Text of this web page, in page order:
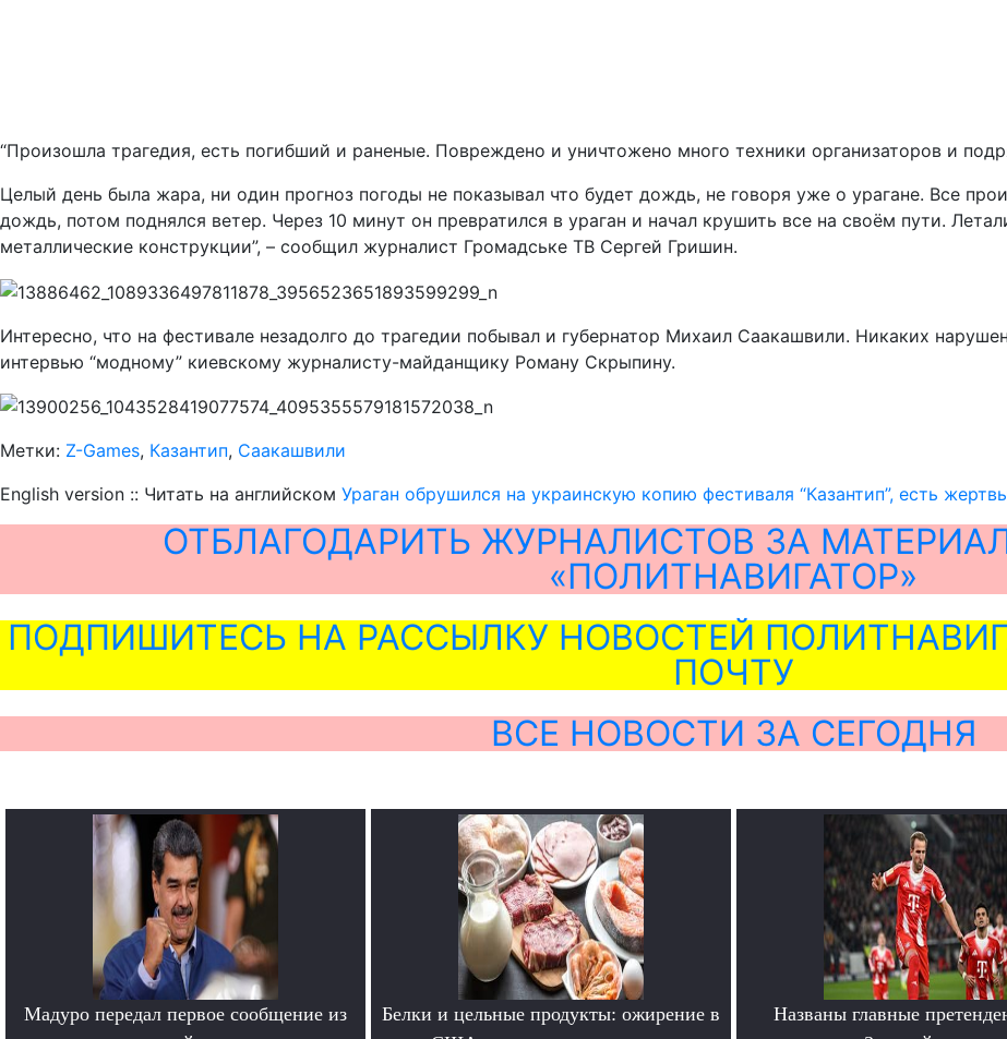
“Произошла трагедия, есть погибший и раненые. Повреждено и уничтожено много техники организаторов и
Целый день была жара, ни один прогноз погоды не показывал что будет дождь, не говоря уже о урагане. Все
дождь, потом поднялся ветер. Через 10 минут он превратился в ураган и начал крушить все на своём пути.
металлические конструкции”, – сообщил журналист Громадське ТВ Сергей Гришин.
Интересно, что на фестивале незадолго до трагедии побывал и губернатор Михаил Саакашвили. Никаких
интервью “модному” киевскому журналисту-майданщику Роману Скрыпину.
Метки: Z-Games, Казантип, Саакашвили
English version :: Читать на английском Ураган обрушился на украинскую копию фестиваля “Казантип”, есть
ОТБЛАГОДАРИТЬ ЖУРНАЛИСТОВ ЗА
«ПОЛИТНАВИГАТОР»
ПОДПИШИТЕСЬ НА РАССЫЛКУ НОВОСТЕЙ
ПОЧТУ
ВСЕ НОВОСТИ ЗА СЕГОДНЯ
Мадуро передал первое сообщение из
Белки и цельные продукты: ожирение в
Названы главные